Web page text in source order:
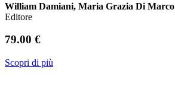
William Damiani, Maria Grazia Di Marco
Editore
79.00 €
Scopri di più